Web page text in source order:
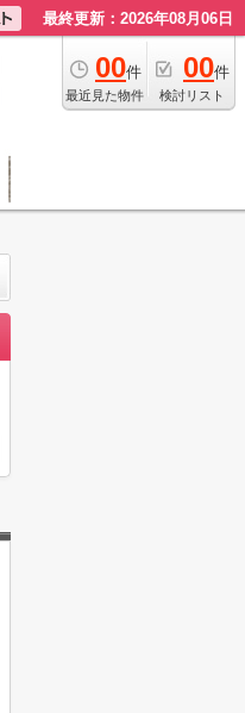
最終更新：2026年08月06日
00件
最近見た物件
00件
検討リスト